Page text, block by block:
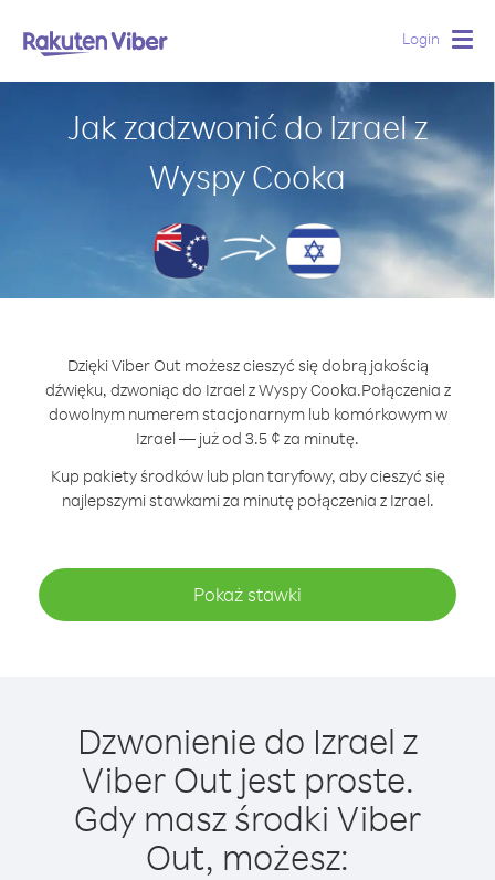
Login
Jak zadzwonić do Izrael z
Wyspy Cooka
Dzięki Viber Out możesz cieszyć się dobrą jakością
dźwięku, dzwoniąc do Izrael z Wyspy Cooka.Połączenia z
dowolnym numerem stacjonarnym lub komórkowym w
Izrael — już od 3.5 ¢ za minutę.
Kup pakiety środków lub plan taryfowy, aby cieszyć się
najlepszymi stawkami za minutę połączenia z Izrael.
Pokaż stawki
Dzwonienie do Izrael z
Viber Out jest proste.
Gdy masz środki Viber
Out, możesz: